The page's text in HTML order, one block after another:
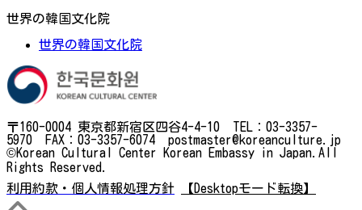
世界の韓国文化院
世界の韓国文化院
〒160-0004 東京都新宿区四谷4-4-10 TEL：03-3357-
5970 FAX：03-3357-6074 postmaster@koreanculture.jp
©Korean Cultural Center Korean Embassy in Japan.All
Rights Reserved.
利用約款・個人情報処理方針
【Desktopモード転換】